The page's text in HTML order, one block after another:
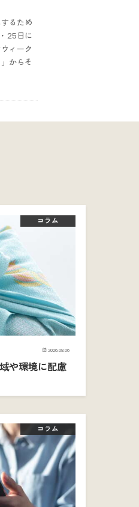
るため
25日に
ィーク
からそ
コラム
2026.08.06
や環境に配慮
コラム